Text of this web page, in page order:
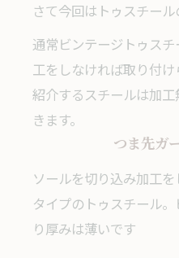
さて今回はトゥスチール
通常ビンテージトゥス
工をしなければ取り付
紹介するスチールは加
きます。
つま先ガ
ソールを切り込み加工
タイプのトゥスチール
り厚みは薄いです